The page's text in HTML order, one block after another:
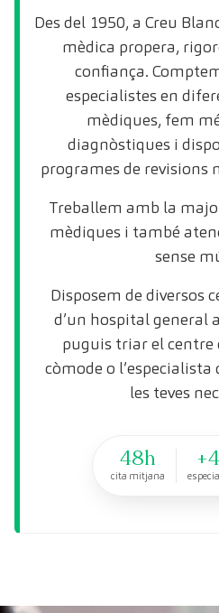
Des del 1950, a Creu
mèdica propera,
confiança.
especialistes en
mèdiques, fem
diagnòstiques i
programes de revisions
Treballem amb la
mèdiques i també
sense
Disposem de diversos
d’un hospital general
puguis triar el centre
còmode o
les teves
48h
cita mitjana